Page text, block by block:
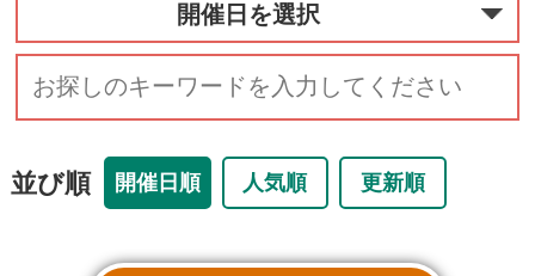
開催日を選択
並び順 開催日順 人気順 更新順